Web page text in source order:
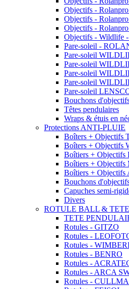
Objectifs -
Objectifs -
Objectifs -
Objectifs - Wildlife
Pare-soleil -
Pare-soleil
Pare-soleil
Pare-soleil
Pare-soleil
Pare-soleil
Bouchons
Têtes pendulaires
Wraps & étuis en
Protections ANTI-PLUIE
Boîters + Objectifs
Boîters + Objectifs
Boîtiers +
Boîtiers +
Boîtiers +
Bouchons
Capuches semi-
Divers
ROTULE BALL &
TETE
Rotules - GITZO
Rotules -
Rotules -
Rotules - BENRO
Rotules -
Rotules - ARCA
Rotules -